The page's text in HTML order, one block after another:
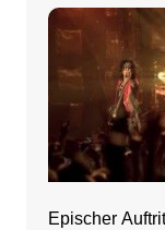
Epischer